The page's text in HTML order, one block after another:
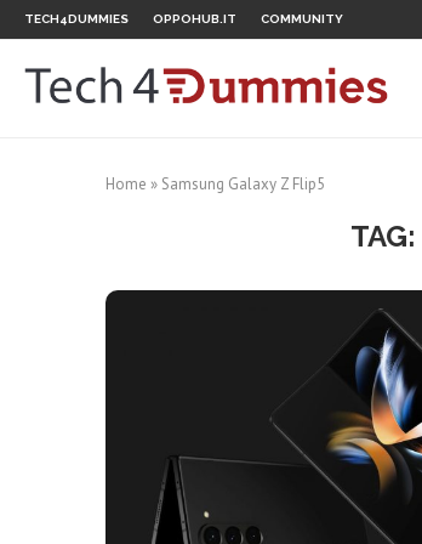
TECH4DUMMIES OPPOHUB.IT COMMUNITY
Home » Samsung Galaxy Z Flip5
TAG: